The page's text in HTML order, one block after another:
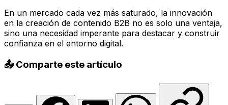
En un mercado cada vez más saturado, la innovación
en la creación de contenido B2B no es solo una ventaja,
sino una necesidad imperante para destacar y construir
confianza en el entorno digital.
📤 Comparte este artículo